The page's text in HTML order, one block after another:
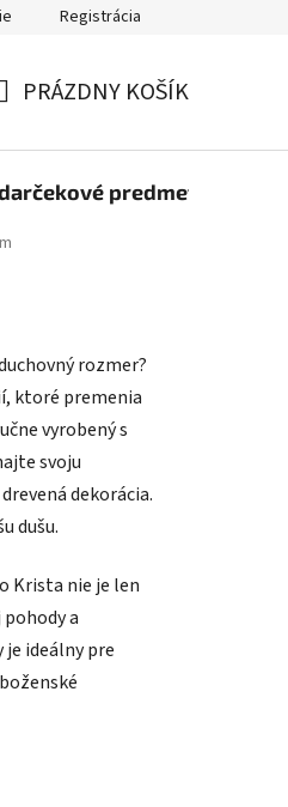
O nás
Registrácia
KOŠÍK
PRÁZDNY KOŠÍK
predmety
rozmer?
ktoré premenia
vyrobený s
svoju
dekorácia.
dušu.
Krista nie je len
a
ideálny pre